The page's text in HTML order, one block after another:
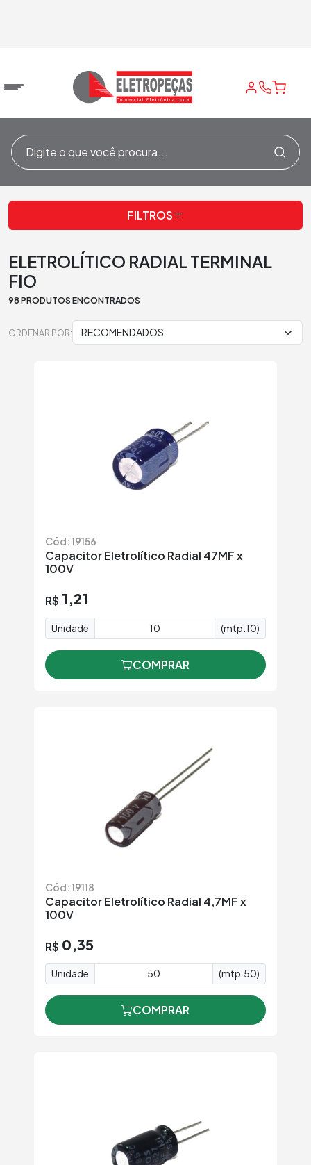
/CAPACITORES/ELETROLÍTICO/
FILTROS
ELETROLÍTICO RADIAL TERMINAL
FIO
98 PRODUTOS ENCONTRADOS
ORDENAR POR:
Cód: 19156
Capacitor Eletrolítico Radial 47MF x
100V
R$ 1,21
Unidade (mtp.10)
COMPRAR
Cód: 19118
Capacitor Eletrolítico Radial 4,7MF x
100V
R$ 0,35
Unidade (mtp.50)
COMPRAR